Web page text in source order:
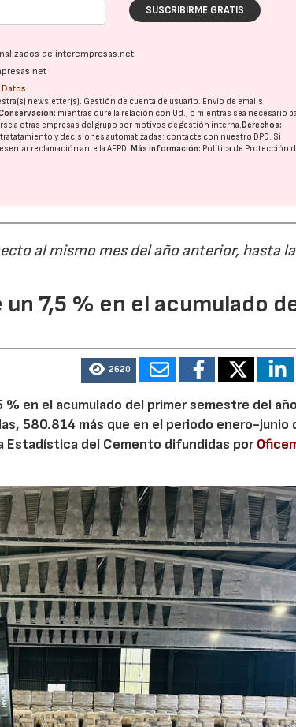
SUSCRIBIRME GRATIS
de interempresas.net
newsletter(s). Gestión de cuenta de usuario. Envío de emails
mientras dure la relación con Ud., o mientras sea necesario
a otras empresas del grupo por motivos de gestión interna.Derechos:
y decisiones automatizadas: contacte con nuestro DPD. Si
reclamación ante laAEPD.Más información: Política de Protección
al mismo mes del año anterior, hasta
7,5 % en el acumulado
2620
en el acumulado del primer semestre del
580.814 más que en el periodo enero-junio
Estadística del Cemento difundidas por